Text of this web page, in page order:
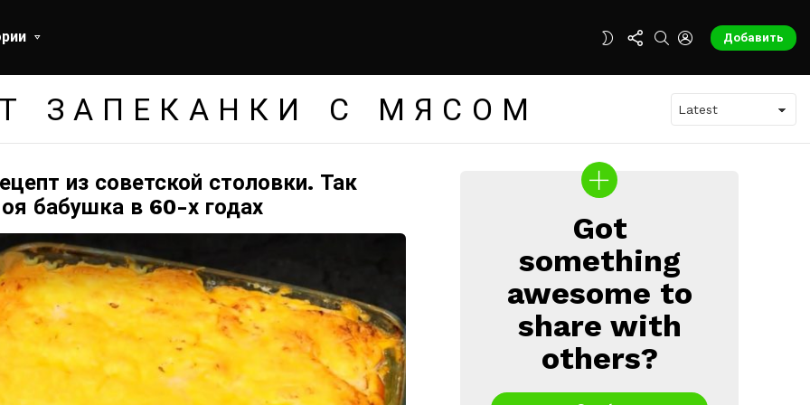
SWITCH
SEARCHLOGINДобавить
ЗАПЕКАНКИ С МЯСОМ
из советской столовки. Так
бабушка в 60-х годах
CREATEGot
something
awesome to
share with
others?